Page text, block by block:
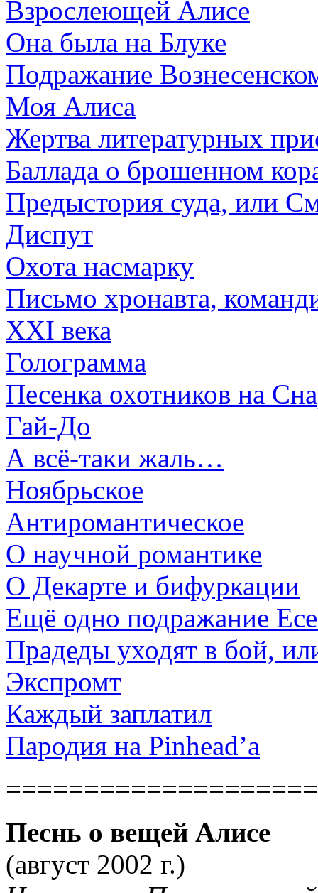
Взрослеющей Алисе
Она была на Блуке
Подражание
Моя Алиса
Жертва литературных
Баллада о брошенном
Предыстория суда, или
Диспут
Охота насмарку
Письмо хронавта,
XXI века
Голограмма
Песенка охотников на
Гай-До
А всё-таки жаль…
Ноябрьское
Антиромантическое
О научной романтике
О Декарте и бифуркации
Ещё одно подражание
Прадеды уходят в бой,
Экспромт
Каждый заплатил
Пародия на Pinhead’а
Песнь о вещей Алисе
(август 2002 г.)